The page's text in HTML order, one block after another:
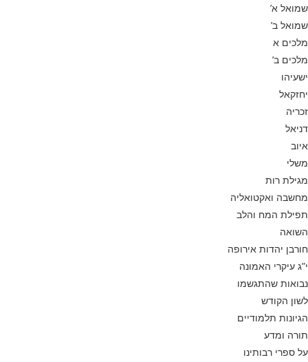
שמואל א’
שמואל ב’
מלכים א
מלכים ב’
ישעיהו
יחזקאל
זכריה
דניאל
איוב
משלי
מגילת רות
מחשבה ואקטואליה
תפילת המח והלב
השואה
חורבן יהדות אירופה
י”ג עיקרי האמונה
נבואות שהתגשמו
לשון הקודש
הגיונות תלמודיים
תורה ומדע
על ספרי רבותינו